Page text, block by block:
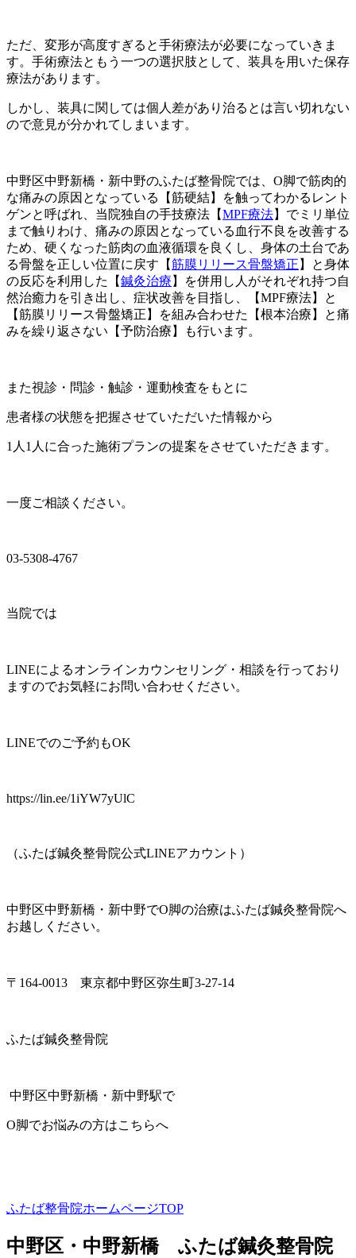
ただ、変形が高度すぎると手術療法が必要になっていきま
す。手術療法ともう一つの選択肢として、装具を用いた保存
療法があります。
しかし、装具に関しては個人差があり治るとは言い切れない
ので意見が分かれてしまいます。
中野区中野新橋・新中野のふたば整骨院では、O脚で筋肉的
な痛みの原因となっている【筋硬結】を触ってわかるレント
ゲンと呼ばれ、当院独自の手技療法【MPF療法】でミリ単位
まで触りわけ、痛みの原因となっている血行不良を改善する
ため、硬くなった筋肉の血液循環を良くし、身体の土台であ
る骨盤を正しい位置に戻す【筋膜リリース骨盤矯正 】と身体
の反応を利用した【鍼灸治療 】を併用し人がそれぞれ持つ自
然治癒力を引き出し、症状改善を目指し、【MPF療法】と
【筋膜リリース骨盤矯正】を組み合わせた【根本治療】と痛
みを繰り返さない【予防治療】も行います。
また視診・問診・触診・運動検査をもとに
患者様の状態を把握させていただいた情報から
1人1人に合った施術プランの提案をさせていただきます。
一度ご相談ください。
03-5308-4767
当院では
LINEによるオンラインカウンセリング・相談を行っており
ますのでお気軽にお問い合わせください。
LINEでのご予約もOK
https://lin.ee/1iYW7yUlC
（ふたば鍼灸整骨院公式LINEアカウント）
中野区中野新橋・新中野でO脚の治療はふたば鍼灸整骨院へ
お越しください。
〒164-0013 東京都中野区弥生町3-27-14
ふたば鍼灸整骨院
中野区中野新橋・新中野駅で
O脚でお悩みの方はこちらへ
ふたば整骨院ホームページTOP
中野区・中野新橋 ふたば鍼灸整骨院